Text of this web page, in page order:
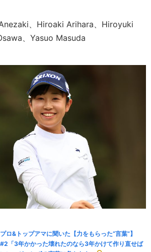
、Hiroaki Arihara、Hiroyuki
、Yasuo Masuda
プロ&トップアマに聞いた【力をもらった“言葉”】
#2「3年かかった壊れたのなら3年かけて作り直せば